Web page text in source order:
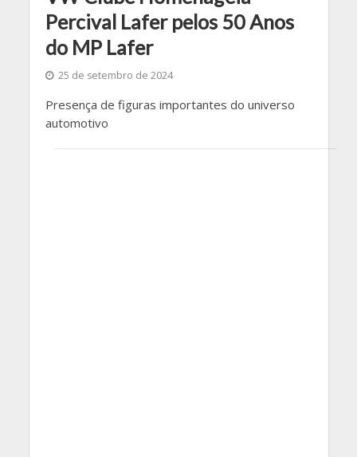
Percival Lafer pelos 50 Anos
do MP Lafer
25 de setembro de 2024
Presença de figuras importantes do universo
automotivo